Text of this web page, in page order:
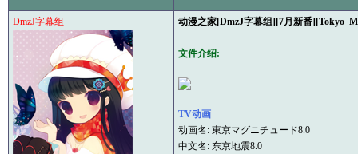
DmzJ字幕组 动漫之家[DmzJ字幕组][7月新番
文件介绍:
TV动画
动画名: 東京マグニチュード8.0
中文名: 东京地震8.0